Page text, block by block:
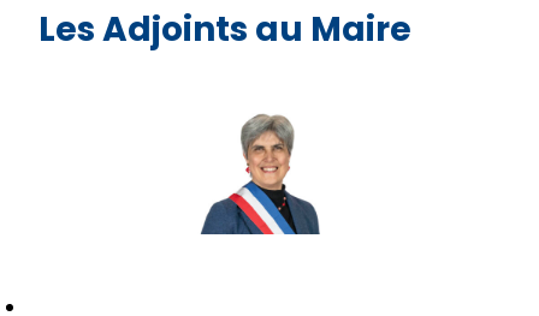
Les Adjoints au Maire